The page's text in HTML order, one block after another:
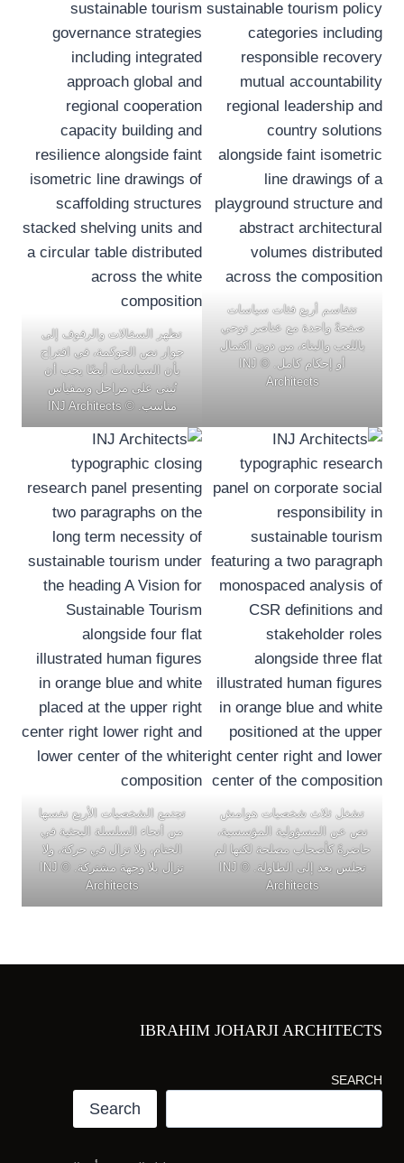
تتقاسم أربع فئات سياسات
صفحةً واحدة مع عناصر توحي
باللعب والبناء، من دون اكتمال
أو إحكام كامل. © INJ
Architects
تظهر السقالات والرفوف إلى
جوار نص الحوكمة، في اقتراح
بأن السياسات أيضًا يجب أن
تُبنى على مراحل وبمقياس
مناسب. © INJ Architects
تشغل ثلاث شخصيات هوامش
نص عن المسؤولية المؤسسية،
حاضرةً كأصحاب مصلحة لكنها لم
تجلس بعد إلى الطاولة. © INJ
Architects
تجتمع الشخصيات الأربع نفسها
من أنحاء السلسلة البحثية في
الختام، ولا تزال في حركة، ولا
تزال بلا وجهة مشتركة. © INJ
Architects
IBRAHIM JOHARJI ARCHITECTS
SEARCH
Search